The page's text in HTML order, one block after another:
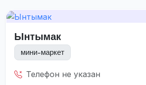
Ынтымак
мини-маркет
Телефон не указан